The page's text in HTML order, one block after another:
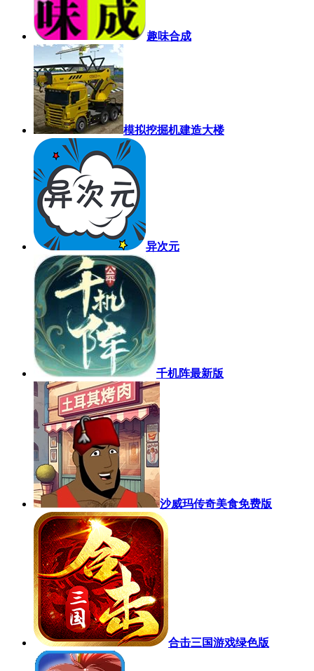
趣味合成
模拟挖掘机建造大楼
异次元
千机阵最新版
沙威玛传奇美食免费版
合击三国游戏绿色版